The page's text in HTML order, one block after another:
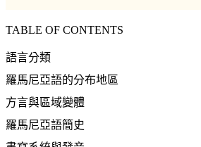
TABLE OF CONTENTS
語言分類
羅馬尼亞語的分布地區
方言與區域變體
羅馬尼亞語簡史